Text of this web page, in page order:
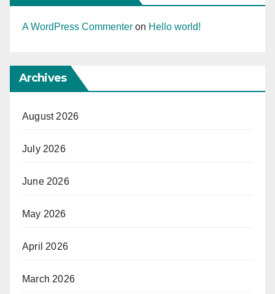
A WordPress Commenter on Hello world!
Archives
August 2026
July 2026
June 2026
May 2026
April 2026
March 2026